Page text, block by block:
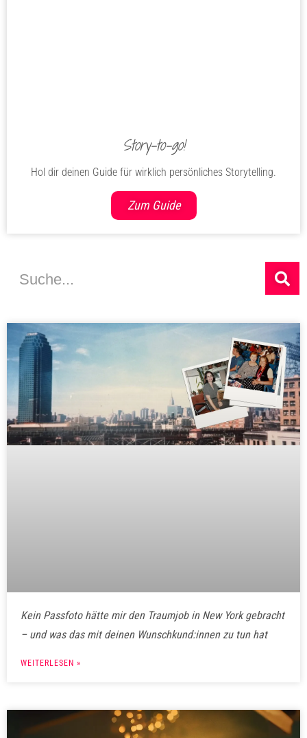
Story-to-go!
Hol dir deinen Guide für wirklich persönliches Storytelling.
Zum Guide
Suche
Kein Passfoto hätte mir den Traumjob in New York gebracht
– und was das mit deinen Wunschkund:innen zu tun hat
WEITERLESEN »